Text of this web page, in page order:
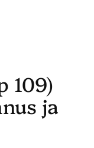
109)
ja